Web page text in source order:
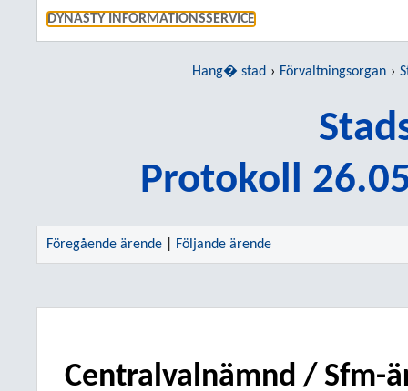
DYNASTY INFORMATIONSSERVICE
Hang� stad Förvaltningsorgan
Protokoll
Föregående ärende Följande ärende
Centralvalnämnd / Sfm-